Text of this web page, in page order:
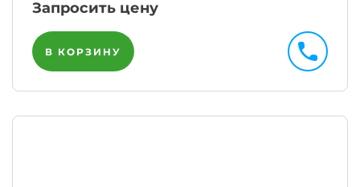
Запросить цену
В КОРЗИНУ